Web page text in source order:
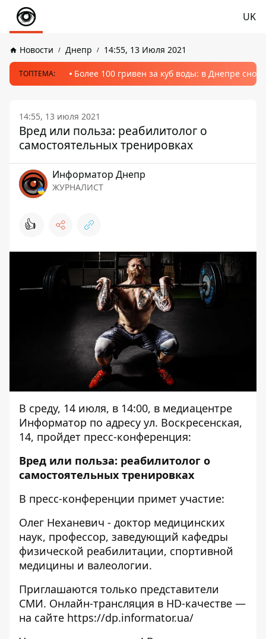
UK
Новости Днепр 14:55, 13 Июля 2021
ТОПТЕМА: Более 100 гривен за куб воды: в Днепре
14:55, 13 июля 2021
Вред или польза: реабилитолог о
самостоятельных тренировках
Информатор Днепр
ЖУРНАЛИСТ
👍
В среду, 14 июля, в 14:00, в медиацентре
Информатор по адресу ул. Воскресенская,
14, пройдет пресс-конференция:
Вред или польза: реабилитолог о
самостоятельных тренировках
В пресс-конференции примет участие:
Олег Неханевич - доктор медицинских
наук, профессор, заведующий кафедры
физической реабилитации, спортивной
медицины и валеологии.
Приглашаются только представители
СМИ. Онлайн-трансляция в HD-качестве —
на сайте https://dp.informator.ua/